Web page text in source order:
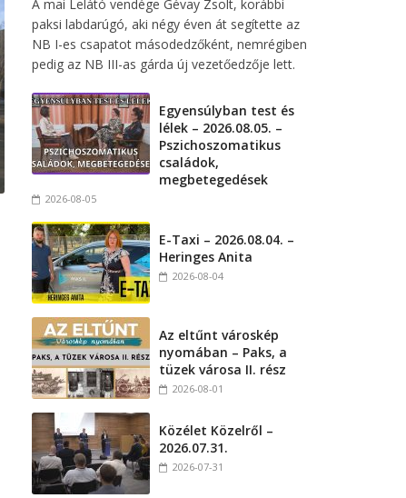
A mai Lelátó vendége Gévay Zsolt, korábbi
paksi labdarúgó, aki négy éven át segítette az
NB I-es csapatot másodedzőként, nemrégiben
pedig az NB III-as gárda új vezetőedzője lett.
Egyensúlyban test és
lélek – 2026.08.05. –
Pszichoszomatikus
családok,
megbetegedések
2026-08-05
E-Taxi – 2026.08.04. –
Heringes Anita
2026-08-04
Az eltűnt városkép
nyomában – Paks, a
tüzek városa II. rész
2026-08-01
Közélet Közelről –
2026.07.31.
2026-07-31